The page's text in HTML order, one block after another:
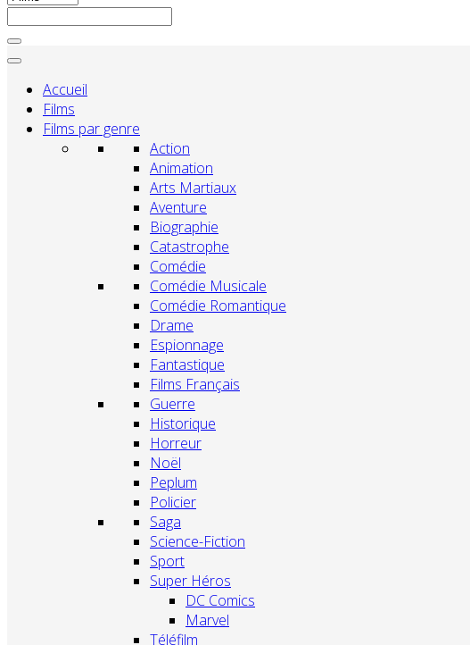
Accueil
Films
Films par genre
Action
Animation
Arts Martiaux
Aventure
Biographie
Catastrophe
Comédie
Comédie Musicale
Comédie Romantique
Drame
Espionnage
Fantastique
Films Français
Guerre
Historique
Horreur
Noël
Peplum
Policier
Saga
Science-Fiction
Sport
Super Héros
DC Comics
Marvel
Téléfilm